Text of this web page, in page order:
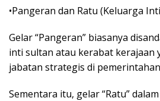
•Pangeran dan Ratu (Keluarga
Gelar “Pangeran” biasanya
inti sultan atau kerabat kerajaan
jabatan strategis di
Sementara itu, gelar “Ratu”